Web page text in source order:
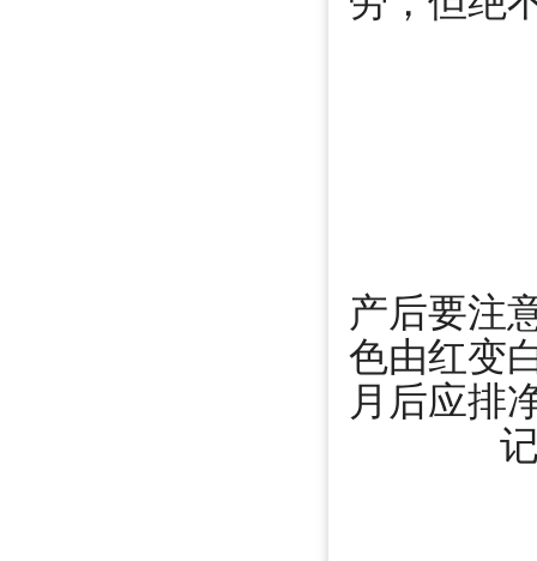
产后要注
色由红变
月后应排